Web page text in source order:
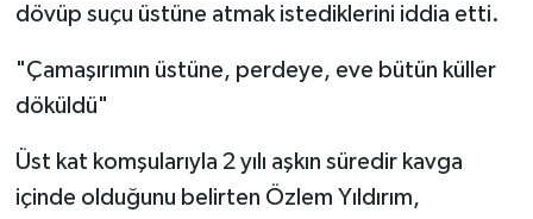
dövüp suçu üstüne atmak istediklerini iddia etti.
"Çamaşırımın üstüne, perdeye, eve bütün küller
döküldü"
Üst kat komşularıyla 2 yılı aşkın süredir kavga
içinde olduğunu belirten Özlem Yıldırım,